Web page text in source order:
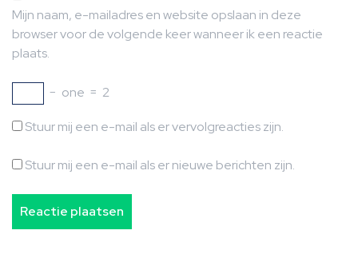
Mijn naam, e-mailadres en website opslaan in deze
browser voor de volgende keer wanneer ik een reactie
plaats.
− one = 2
Stuur mij een e-mail als er vervolgreacties zijn.
Stuur mij een e-mail als er nieuwe berichten zijn.